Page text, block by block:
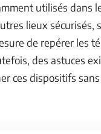
utilisés dans
lieux sécurisés,
de repérer les
des astuces
ces dispositifs